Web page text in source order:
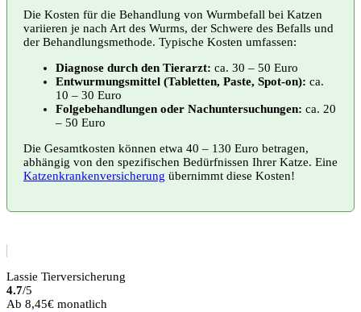
Die Kosten für die Behandlung von Wurmbefall bei Katzen
variieren je nach Art des Wurms, der Schwere des Befalls und
der Behandlungsmethode. Typische Kosten umfassen:
Diagnose durch den Tierarzt: ca. 30 – 50 Euro
Entwurmungsmittel (Tabletten, Paste, Spot-on): ca.
10 – 30 Euro
Folgebehandlungen oder Nachuntersuchungen: ca. 20
– 50 Euro
Die Gesamtkosten können etwa 40 – 130 Euro betragen,
abhängig von den spezifischen Bedürfnissen Ihrer Katze. Eine
Katzenkrankenversicherung übernimmt diese Kosten!
Lassie Tierversicherung
4.7/5
Ab 8,45€ monatlich